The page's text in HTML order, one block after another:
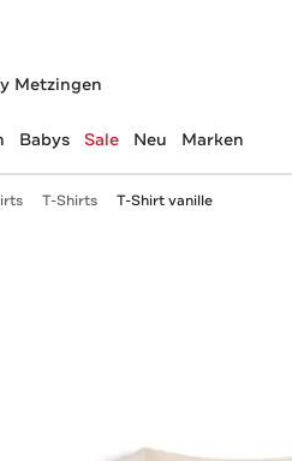
Metzingen
Babys Sale Neu Marken
T-Shirts T-Shirt vanille